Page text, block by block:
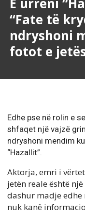
“Fate të
ndryshoni
fotot e
Edhe pse në rolin e
shfaqet një vajzë
ndryshoni mendim
“Hazallit”.
Aktorja, emri i
jetën reale është
dashur madje edhe
nuk kanë